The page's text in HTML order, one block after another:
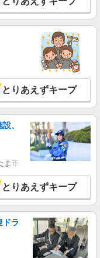
とりあえずキープ
、
ま市岩槻区・久喜市・蓮田
とりあえずキープ
ドラ